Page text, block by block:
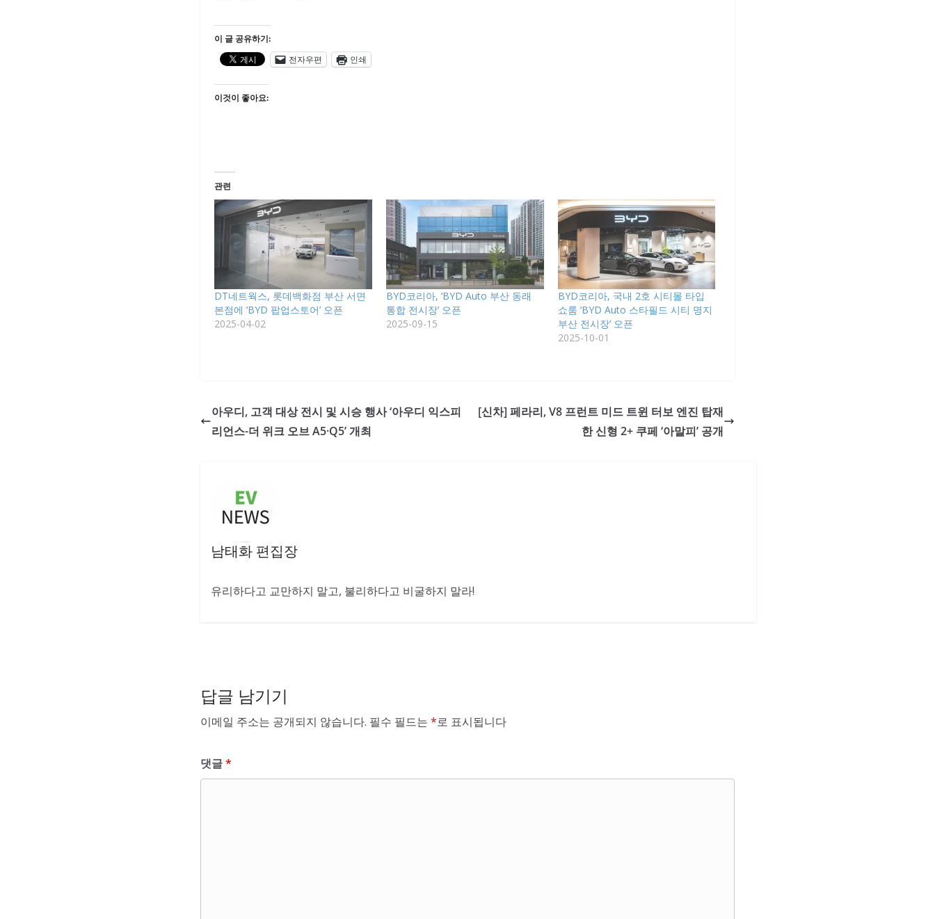
이 글 공유하기:
전자우편
인쇄
이것이 좋아요:
관련
DT네트웍스, 롯데백화점 부산 서면
본점에 ‘BYD 팝업스토어’ 오픈
2025-04-02
BYD코리아, ‘BYD Auto 부산 동래
통합 전시장’ 오픈
2025-09-15
BYD코리아, 국내 2호 시티몰 타입
쇼룸 ‘BYD Auto 스타필드 시티 명지
부산 전시장’ 오픈
2025-10-01
아우디, 고객 대상 전시 및 시승 행사 ‘아우디 익스피
리언스-더 위크 오브 A5·Q5’ 개최
[신차] 페라리, V8 프런트 미드 트윈 터보 엔진 탑재
한 신형 2+ 쿠페 ‘아말피’ 공개
남태화 편집장
유리하다고 교만하지 말고, 불리하다고 비굴하지 말라!
답글 남기기
이메일 주소는 공개되지 않습니다. 필수 필드는 *로 표시됩니다
댓글*